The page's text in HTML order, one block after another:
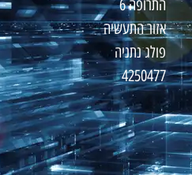
התרופה 6
אזור התעשיה
פולג נתניה
4250477